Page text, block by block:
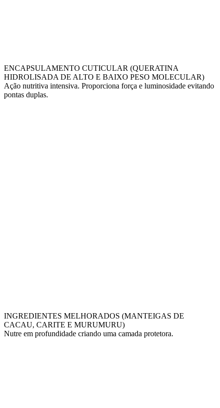
ENCAPSULAMENTO CUTICULAR (QUERATINA
HIDROLISADA DE ALTO E BAIXO PESO MOLECULAR)
Ação nutritiva intensiva. Proporciona força e luminosidade evitando
pontas duplas.
INGREDIENTES MELHORADOS (MANTEIGAS DE
CACAU, CARITE E MURUMURU)
Nutre em profundidade criando uma camada protetora.